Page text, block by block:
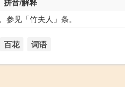
拼音/解释
见「竹夫人」条。
百花 词语